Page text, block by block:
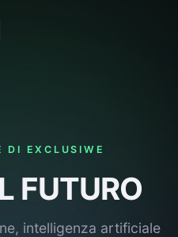
DI EXCLUSIWE
FUTURO
intelligenza artificiale